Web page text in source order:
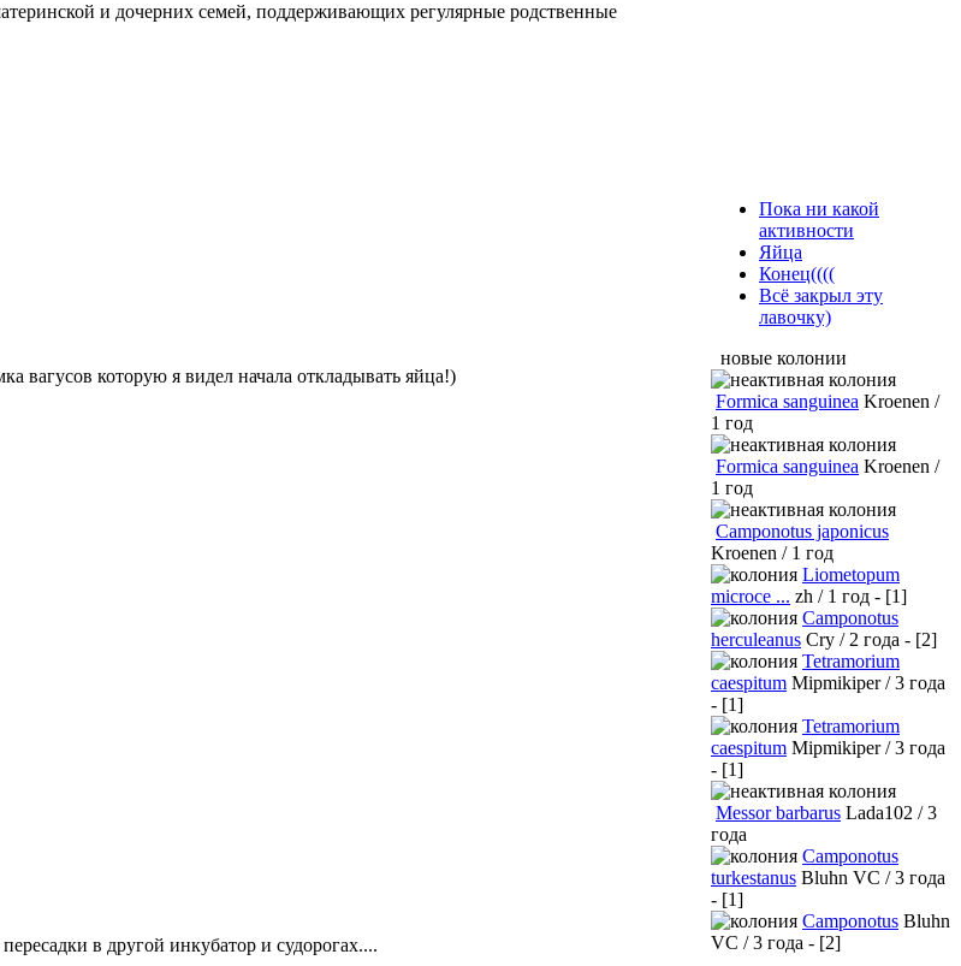
и дочерних семей, поддерживающих регулярные родственные
вагусов которую я видел начала откладывать яйца!)
в другой инкубатор и судорогах....
Пока ни какой
активности
Яйца
Конец((((
Всё закрыл эту
лавочку)
новые колонии
Formica sanguinea Kroenen /
1 год
Formica sanguinea Kroenen /
1 год
Camponotus japonicus
Kroenen / 1 год
Liometopum
microce ... zh / 1 год - [1]
Camponotus
herculeanus Cry / 2 года - [2]
Tetramorium
caespitum Mipmikiper / 3 года
- [1]
Tetramorium
caespitum Mipmikiper / 3 года
- [1]
Messor barbarus Lada102 / 3
года
Camponotus
turkestanus Bluhn VC / 3 года
- [1]
Camponotus Bluhn
VC / 3 года - [2]